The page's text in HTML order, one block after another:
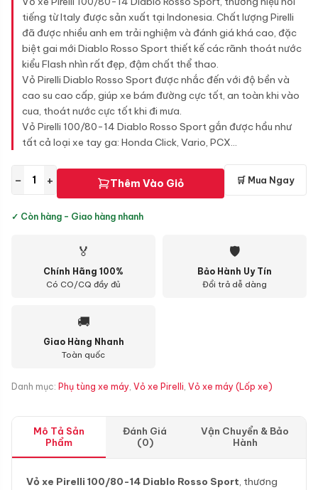
tiếng từ Italy được sản xuất tại Indonesia. Chất lượng Pirelli
đã được nhiều anh em trải nghiệm và đánh giá khá cao, đặc
biệt gai mới Diablo Rosso Sport thiết kế các rãnh thoát nước
kiểu Flash nhìn rất đẹp, đậm chất thể thao.
Vỏ Pirelli Diablo Rosso Sport được nhắc đến với độ bền và
cao su cao cấp, giúp xe bám đường cực tốt, an toàn khi vào
cua, thoát nước cực tốt khi đi mưa.
Vỏ Pirelli 100/80-14 Diablo Rosso Sport gắn được hầu như
tất cả loại xe tay ga: Honda Click, Vario, PCX...
− + Thêm Vào Giỏ 🛒 Mua Ngay
✓ Còn hàng - Giao hàng nhanh
🏅
Chính Hãng 100%
Có CO/CQ đầy đủ
🛡
Bảo Hành Uy Tín
Đổi trả dễ dàng
🚚
Giao Hàng Nhanh
Toàn quốc
Danh mục: Phụ tùng xe máy, Vỏ xe Pirelli, Vỏ xe máy (Lốp xe)
Mô Tả Sản
Phẩm
Đánh Giá
(0)
Vận Chuyển & Bảo
Hành
Vỏ xe Pirelli 100/80-14 Diablo Rosso Sport, thương